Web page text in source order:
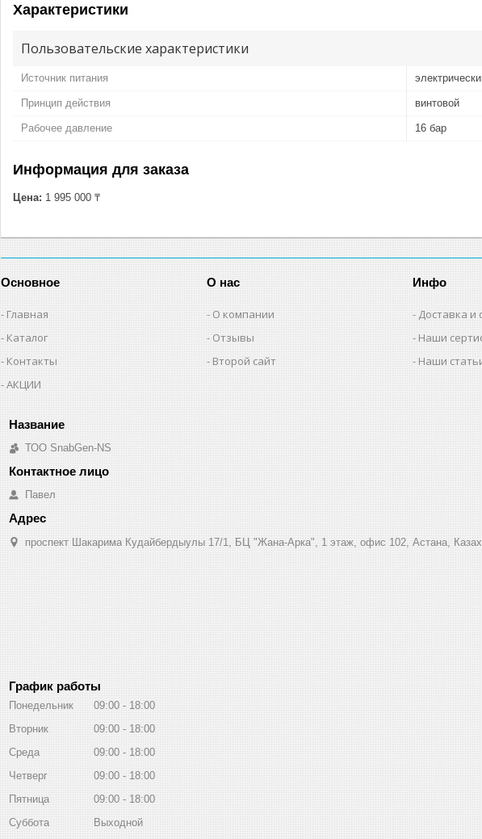
Характеристики
Пользовательские характеристики
Источник питания
Принцип действия винтовой
Рабочее давление 16 бар
Информация для заказа
Цена: 1 995 000 ₸
Основное
Главная
Каталог
Контакты
АКЦИИ
О нас
О компании
Отзывы
Второй сайт
Инфо
Доставка и
Наши
Наши
ТОО SnabGen-NS
Павел
проспект Шакарима Кудайбердыулы 17/1, БЦ "Жана-Арка", 1 этаж, офис 102, Астана,
График работы
Понедельник 09:00
18:00
Вторник
09:00
18:00
Среда
09:00
18:00
Четверг
09:00
18:00
Пятница
09:00
18:00
Суббота
Выходной